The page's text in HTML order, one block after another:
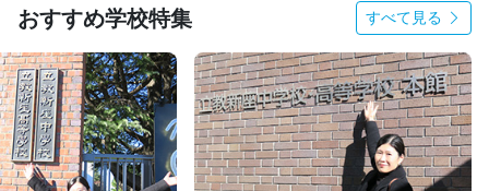
おすすめ学校特集 すべて見る